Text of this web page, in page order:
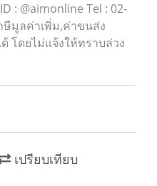
: @aimonline Tel : 02-
ษีมูลค่าเพิ่ม,ค่าขนส่ง
โดยไม่แจ้งให้ทราบล่วง
เปรียบเทียบ